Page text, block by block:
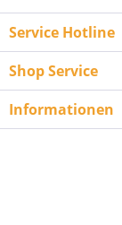
Service Hotline
Shop Service
Informationen